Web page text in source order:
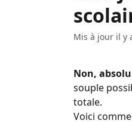
Mis à jour il y
Non,
souple
totale.
Voici